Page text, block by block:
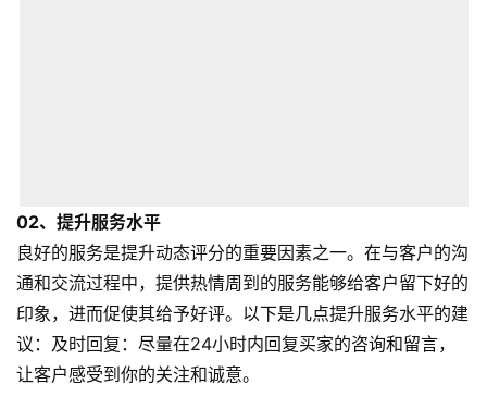
02、 提升服务水平
良好的服务是提升动态评分的重要因素之一。在与客户的沟
通和交流过程中，提供热情周到的服务能够给客户留下好的
印象，进而促使其给予好评。以下是几点提升服务水平的建
议：及时回复：尽量在24小时内回复买家的咨询和留言，
让客户感受到你的关注和诚意。